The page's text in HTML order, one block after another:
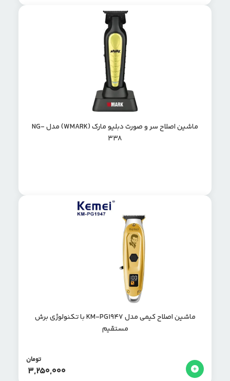
ماشین اصلاح سر و صورت دبلیو مارک (WMARK) مدل NG-
338
ماشین اصلاح کیمی مدل KM-PG1947 با تکنولوژی برش
مستقیم
3,250,000
تومان